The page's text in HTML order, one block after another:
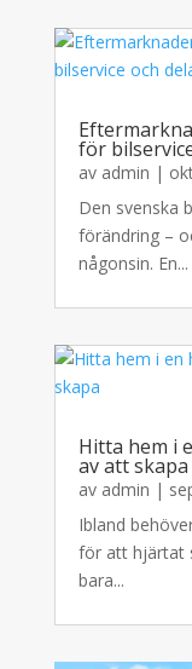
för
av admin |
Den svenska
förändring –
någonsin. En...
Hitta hem i
av att skapa
av admin |
Ibland
för att hjärtat
bara...